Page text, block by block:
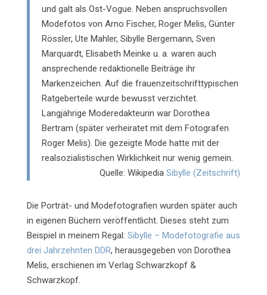
und galt als Ost-Vogue. Neben anspruchsvollen
Modefotos von Arno Fischer, Roger Melis, Günter
Rössler, Ute Mahler, Sibylle Bergemann, Sven
Marquardt, Elisabeth Meinke u. a. waren auch
ansprechende redaktionelle Beiträge ihr
Markenzeichen. Auf die frauenzeitschrifttypischen
Ratgeberteile wurde bewusst verzichtet.
Langjährige Moderedakteurin war Dorothea
Bertram (später verheiratet mit dem Fotografen
Roger Melis). Die gezeigte Mode hatte mit der
realsozialistischen Wirklichkeit nur wenig gemein.
Quelle: WikipediaSibylle (Zeitschrift)
Die Porträt- und Modefotografien wurden später auch
in eigenen Büchern veröffentlicht. Dieses steht zum
Beispiel in meinem Regal: Sibylle – Modefotografie aus
drei Jahrzehnten DDR, herausgegeben von Dorothea
Melis, erschienen im Verlag Schwarzkopf &
Schwarzkopf.